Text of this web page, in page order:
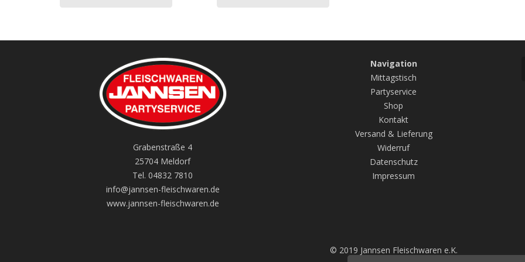
Grabenstraße 4
25704 Meldorf
Tel. 04832 7810
info@jannsen-fleischwaren.de
www.jannsen-fleischwaren.de
Navigation
Mittagstisch
Partyservice
Shop
Kontakt
Versand & Lieferung
Widerruf
Datenschutz
Impressum
© 2019 Jannsen Fleischwaren e.K.